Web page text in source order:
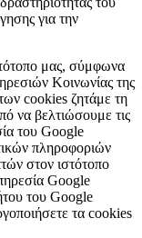
για την
μας, σύμφωνα
Κοινωνίας της
cookies ζητάμε τη
να βελτιώσουμε τις
του Google
πληροφοριών
στον ιστότοπο
Google
του Google
τα cookies